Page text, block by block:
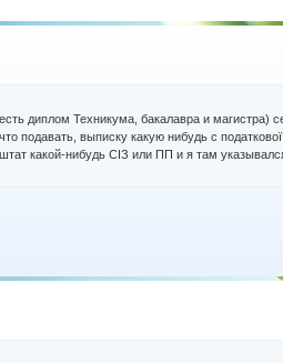
диплом Техникума, бакалавра и магистра)
подавать, выписку какую нибудь с
какой-нибудь СІЗ или ПП и я там